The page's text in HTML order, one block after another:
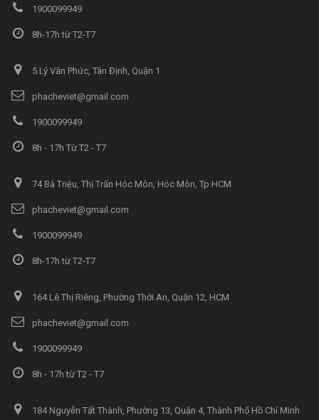
1900099949
8h-17h từ T2-T7
5 Lý Văn Phức, Tân Định, Quận 1
phacheviet@gmail.com
1900099949
8h - 17h Từ T2 - T7
74 Bà Triệu, Thị Trấn Hóc Môn, Hóc Môn, Tp.HCM
phacheviet@gmail.com
1900099949
8h-17h từ T2-T7
164 Lê Thị Riêng, Phường Thới An, Quận 12, HCM
phacheviet@gmail.com
1900099949
8h - 17h từ T2 - T7
184 Nguyễn Tất Thành, Phường 13, Quận 4, Thành Phố Hồ Chí Minh